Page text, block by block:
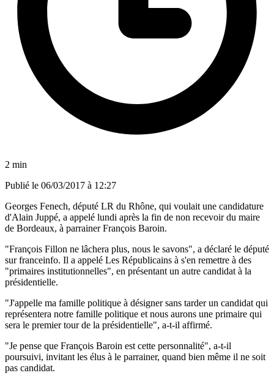
2 min
Publié le 06/03/2017 à 12:27
Georges Fenech, député LR du Rhône, qui voulait une candidature
d'Alain Juppé, a appelé lundi après la fin de non recevoir du maire
de Bordeaux, à parrainer François Baroin.
"François Fillon ne lâchera plus, nous le savons", a déclaré le député
sur franceinfo. Il a appelé Les Républicains à s'en remettre à des
"primaires institutionnelles", en présentant un autre candidat à la
présidentielle.
"J'appelle ma famille politique à désigner sans tarder un candidat qui
représentera notre famille politique et nous aurons une primaire qui
sera le premier tour de la présidentielle", a-t-il affirmé.
"Je pense que François Baroin est cette personnalité", a-t-il
poursuivi, invitant les élus à le parrainer, quand bien même il ne soit
pas candidat.